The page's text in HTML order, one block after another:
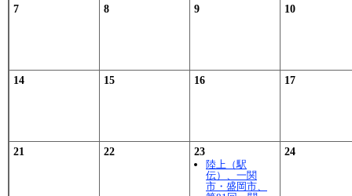
7 8 9 10
14 15 16 17
21 22 23
陸上（駅
伝）、一関
市・盛岡市、
24